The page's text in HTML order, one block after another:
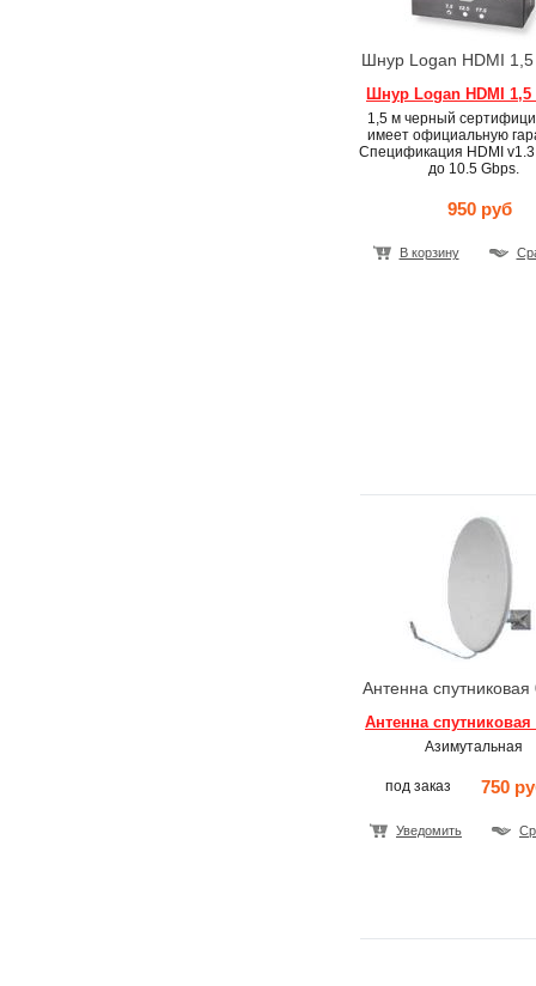
Шнур Logan HDMI
Шнур Logan HDMI 1,5
1,5 м черный
имеет официальную
Cпецификация HDMI
до 10.5 Gbps.
950 руб
В корзину
Антенна
Антенна
Азимутальная
под заказ 750
Уведомить